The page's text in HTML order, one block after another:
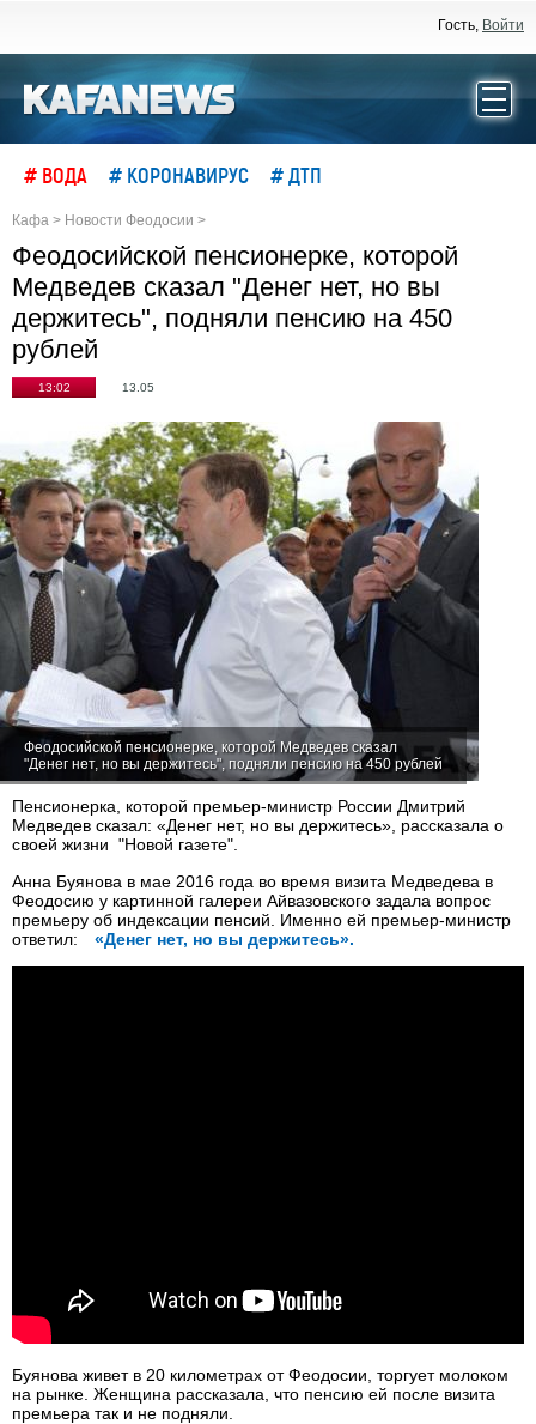
Гость, Войти
# ВОДА # КОРОНАВИРУС # ДТП
Кафа > Новости Феодосии >
Феодосийской пенсионерке, которой
Медведев сказал "Денег нет, но вы
держитесь", подняли пенсию на 450
рублей
13:02 13.05
Феодосийской пенсионерке, которой Медведев сказал
"Денег нет, но вы держитесь", подняли пенсию на 450 рублей
Пенсионерка, которой премьер-министр России Дмитрий
Медведев сказал: «Денег нет, но вы держитесь», рассказала о
своей жизни "Новой газете".
Анна Буянова в мае 2016 года во время визита Медведева в
Феодосию у картинной галереи Айвазовского задала вопрос
премьеру об индексации пенсий. Именно ей премьер-министр
ответил:
«Денег нет, но вы держитесь».
Буянова живет в 20 километрах от Феодосии, торгует молоком
на рынке. Женщина рассказала, что пенсию ей после визита
премьера так и не подняли.